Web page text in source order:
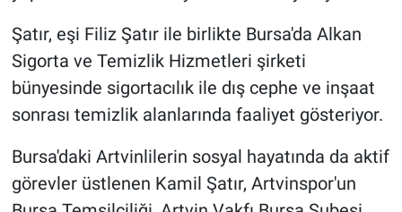
Şatır, eşi Filiz Şatır ile birlikte Bursa'da Alkan
Sigorta ve Temizlik Hizmetleri şirketi
bünyesinde sigortacılık ile dış cephe ve inşaat
sonrası temizlik alanlarında faaliyet gösteriyor.
Bursa'daki Artvinlilerin sosyal hayatında da aktif
görevler üstlenen Kamil Şatır, Artvinspor'un